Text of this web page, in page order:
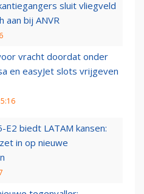
sluit vliegveld
aan bij ANVR
vracht doordat onder
en easyJet slots vrijgeven
E2 biedt LATAM kansen:
in op nieuwe